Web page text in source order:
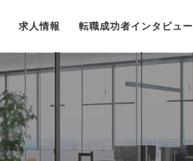
求人情報 転職成功者インタビュー